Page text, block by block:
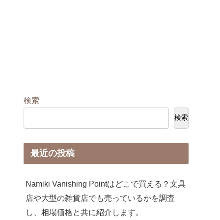
検索
検索
最近の投稿
Namiki Vanishing Pointはどこで買える？文具
店や大型の雑貨店でも売っているかを調査
し、相場価格と共に紹介します。